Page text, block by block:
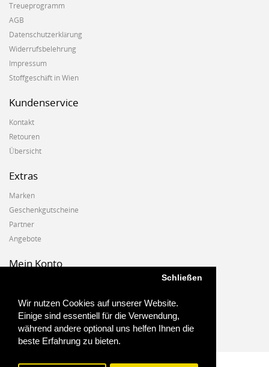
Wir nutzen Cookies auf unserer Website.
Einige sind essentiell für die Verwendung,
während andere optional uns helfen Ihnen die
beste Erfahrung zu bieten.
Schließen
Treueprogramm
AGB
Datenschutzerklärung
Widerrufsbelehrung
Impressum
Stoffgeschäft in Wien
Kundenservice
Kontakt
Retouren
Übersicht
Extras
Marken
Geschenkgutscheine
Partner
Angebote
Mein Konto
Auftragshistorie
Wunschzettel
Newsletter